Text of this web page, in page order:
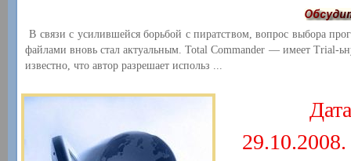
В связи с усилившейся борьбой с пиратством, вопрос выбора
файлами вновь стал актуальным. Total Commander — имеет Trial-
известно, что автор разрешает использ ...